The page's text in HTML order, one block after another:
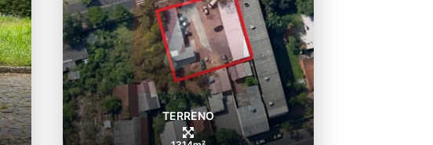
TERRENO